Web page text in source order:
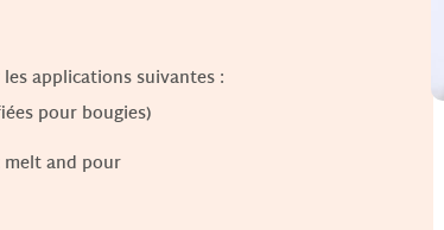
applications suivantes :
pour bougies)
and pour